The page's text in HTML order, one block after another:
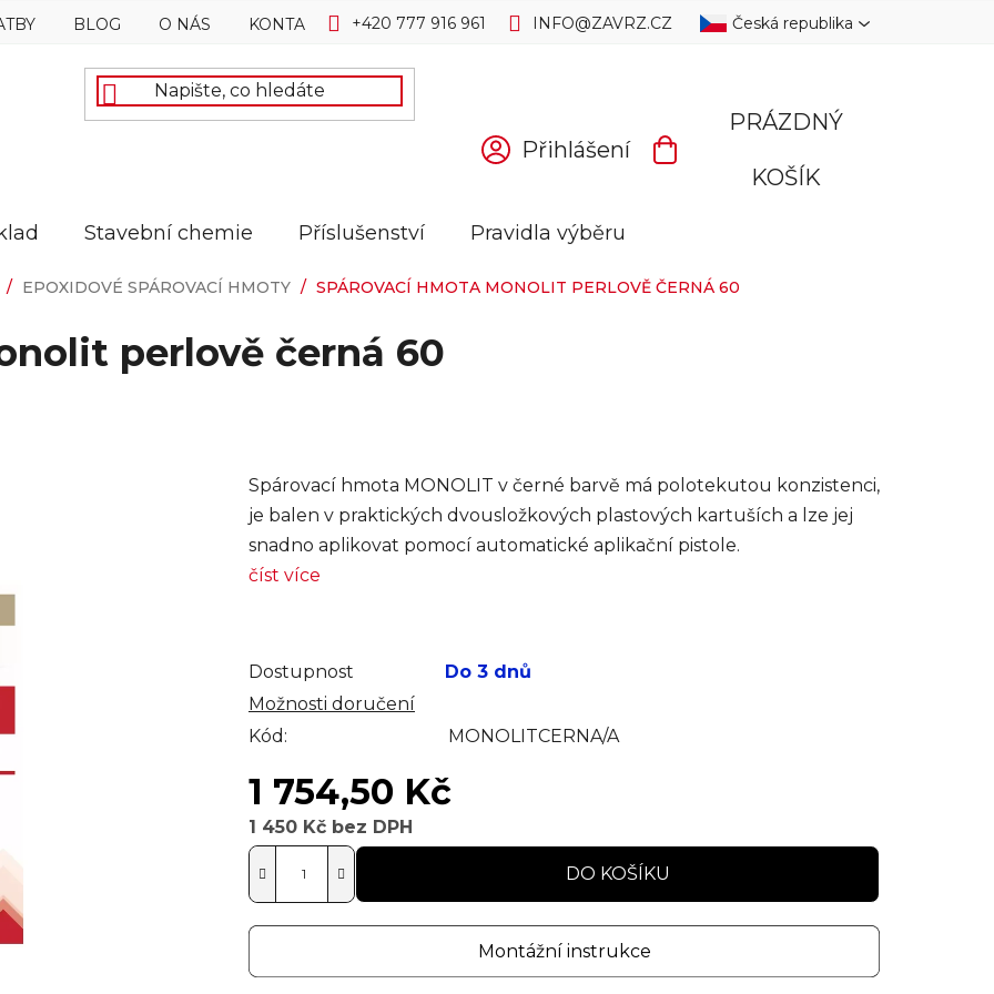
BLOG O NÁS KONTAKTY +420 777 916 961 INFO@ZAVRZ.CZ Česká republika
Přihlášení
NÁKUPNÍ
PRÁZDNÝ
KOŠÍK
Stavební chemie Příslušenství Pravidla výběru
/ EPOXIDOVÉ SPÁROVACÍ HMOTY / SPÁROVACÍ HMOTA MONOLIT PERLOVĚ ČERNÁ 60
perlově černá 60
Spárovací hmota MONOLIT v černé barvě má polotekutou konzistenci,
je balen v praktických dvousložkových plastových kartuších a lze jej
snadno aplikovat pomocí automatické aplikační pistole.
číst více
Dostupnost
Do 3 dnů
Možnosti doručení
Kód:
MONOLITCERNA/A
1 754,50 Kč
1 450 Kč bez DPH
DO KOŠÍKU
Montážní instrukce